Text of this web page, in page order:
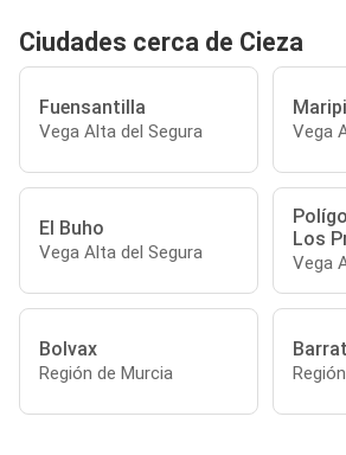
Ciudades cerca de Cieza
Fuensantilla
Vega Alta del Segura Vega
El Buho
Vega Alta del Segura
Los
Vega
Bolvax
Región de Murcia